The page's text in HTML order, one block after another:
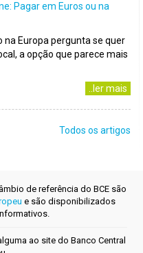
Pagar em Euros ou na
Europa pergunta se quer
a opção que parece mais
..ler mais
Todos os artigos
de referência do BCE são
e são disponibilizados
ao site do Banco Central